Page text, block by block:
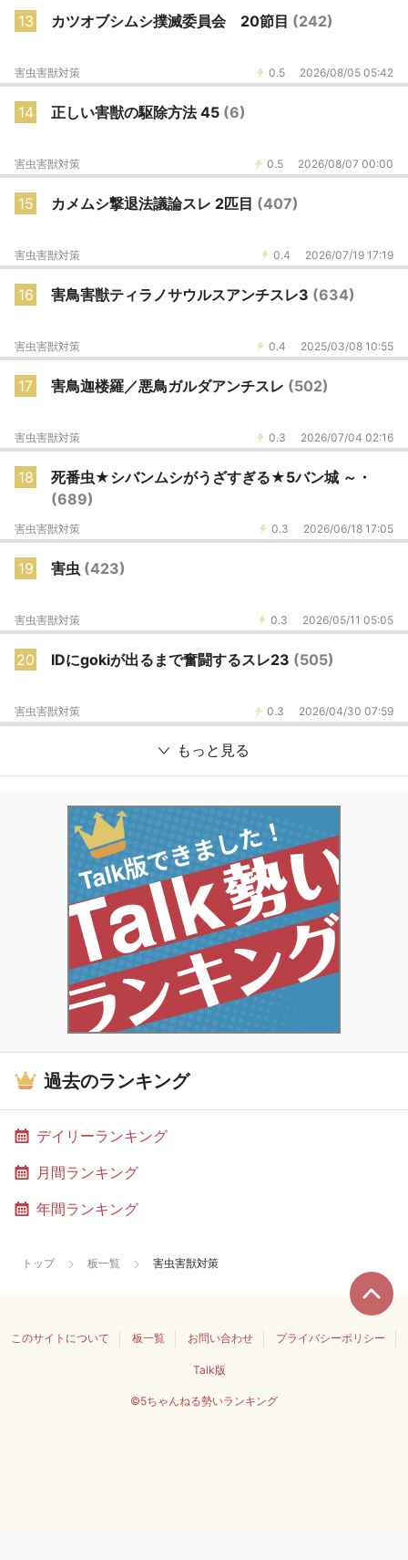
13 カツオブシムシ撲滅委員会 20節目 (242)
0.5 2026/08/05 05:42
害虫害獣対策
14 正しい害獣の駆除方法 45 (6)
0.5 2026/08/07 00:00
害虫害獣対策
15 カメムシ撃退法議論スレ 2匹目 (407)
0.4 2026/07/19 17:19
害虫害獣対策
16 害鳥害獣ティラノサウルスアンチスレ3 (634)
0.4 2025/03/08 10:55
害虫害獣対策
17 害鳥迦楼羅／悪鳥ガルダアンチスレ (502)
0.3 2026/07/04 02:16
害虫害獣対策
18
死番虫★シバンムシがうざすぎる★5バン城 ～・
(689)
0.3 2026/06/18 17:05
害虫害獣対策
19 害虫 (423)
0.3 2026/05/11 05:05
害虫害獣対策
20 IDにgokiが出るまで奮闘するスレ23 (505)
0.3 2026/04/30 07:59
害虫害獣対策
もっと見る
過去のランキング
デイリーランキング
月間ランキング
年間ランキング
トップ 板一覧 害虫害獣対策
このサイトについて 板一覧 お問い合わせ プライバシーポリシー
Talk版
©5ちゃんねる勢いランキング